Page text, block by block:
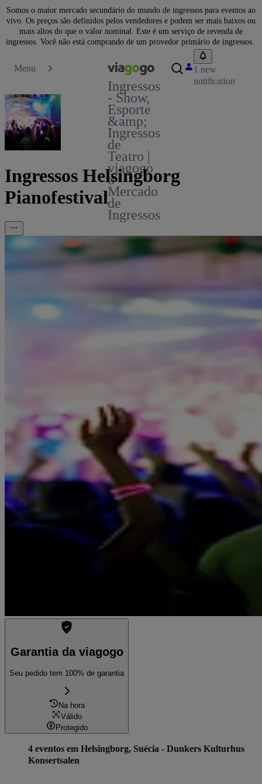
Somos o maior mercado secundário do mundo de ingressos para eventos ao
vivo. Os preços são definidos pelos vendedores e podem ser mais baixos ou
mais altos do que o valor nominal. Este é um serviço de revenda de
ingressos. Você não está comprando de um provedor primário de ingressos.
Menu
Ingressos
- Show,
Esporte
&amp;
Ingressos
de
Teatro |
viagogo
o
Mercado
de
Ingressos
1 new
notification
Ingressos Helsingborg
Pianofestival
Garantia da viagogo
Seu pedido tem 100% de garantia
Na hora
Válido
Protegido
4 eventos em Helsingborg, Suécia - Dunkers Kulturhus
Konsertsalen